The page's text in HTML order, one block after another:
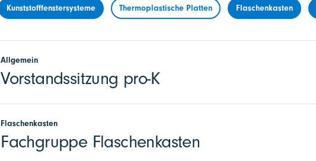
Kunststofffenstersysteme Thermoplastische Platten Flaschenkasten
Allgemein
Vorstandssitzung pro-K
Flaschenkasten
Fachgruppe Flaschenkasten